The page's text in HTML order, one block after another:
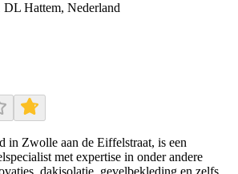
Hattem, Nederland
in Zwolle aan de Eiffelstraat, is een
met expertise in onder andere
dakisolatie, gevelbekleding en zelfs